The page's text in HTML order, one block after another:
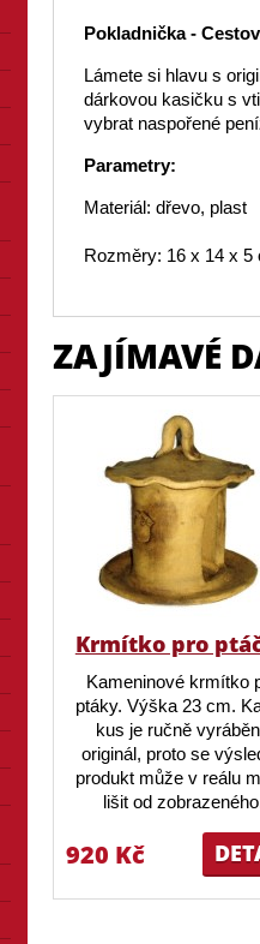
Pokladnička -
Lámete si hlavu s
dárkovou kasičku s
vybrat naspořené
Parametry:
Materiál: dřevo, plast
Rozměry: 16 x 14 x 5
ZAJÍMAVÉ
Krmítko pro
Kameninové krmítko
ptáky. Výška 23 cm.
kus je ručně
originál, proto se
produkt může v reálu
lišit od
920 Kč